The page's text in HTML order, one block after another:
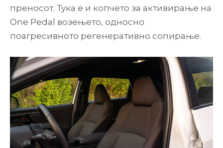
преносот. Тука е и копчето за активирање на
One Pedal возењето, односно
поагресивното регенеративно сопирање.